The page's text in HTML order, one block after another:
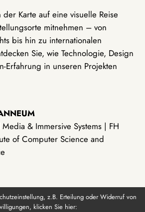
der Karte auf eine visuelle Reise
mitnehmen – von
bis hin zu internationalen
Sie, wie Technologie, Design
Erfahrung in unseren Projekten
& Immersive Systems | FH
of Computer Science and
z.B. Erteilung oder Widerruf von
klicken Sie hier: